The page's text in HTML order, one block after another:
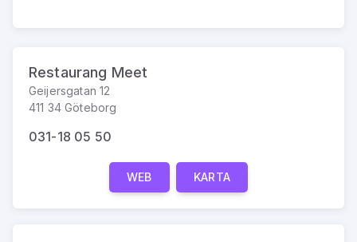
Restaurang Meet
Geijersgatan 12
411 34 Göteborg
031-18 05 50
WEB KARTA